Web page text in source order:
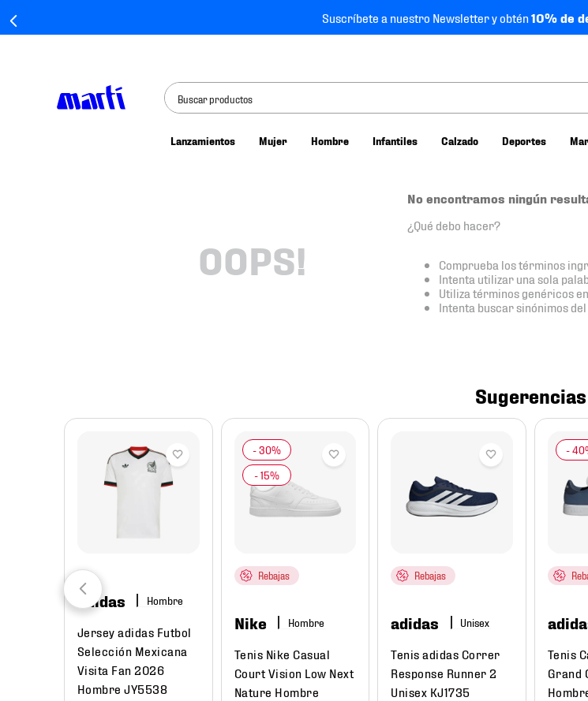
Suscríbete a nuestro Newsletter y obtén10% de
Buscar productos
Lanzamientos Mujer Hombre Infantiles Calzado Deportes
OOPS!
No encontramos ningún
¿Qué debo hacer?
Comprueba los términos
Intenta utilizar una sola
Utiliza términos genéricos
Intenta buscar sinónimos
Sugerencias
adidas Hombre
Jersey adidas Futbol
Selección Mexicana
Visita Fan 2026
Hombre JY5538
Rebajas
Nike Hombre
Tenis Nike Casual
Court Vision Low Next
Nature Hombre
Rebajas
adidas
Tenis adidas Correr
Response Runner 2
Unisex KJ1735
Tenis
Grand
tenis nike